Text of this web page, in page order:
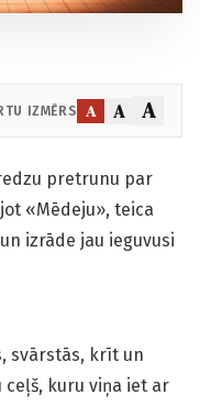
IZMĒRS A A A
pretrunu par
«Mēdeju», teica
izrāde jau ieguvusi
svārstās, krīt un
ceļš, kuru viņa iet ar